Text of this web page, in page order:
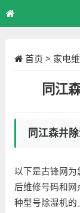
首页 > 家电
同江
同江森井
以下是古锋网
后维修号码和
种型号除湿机的